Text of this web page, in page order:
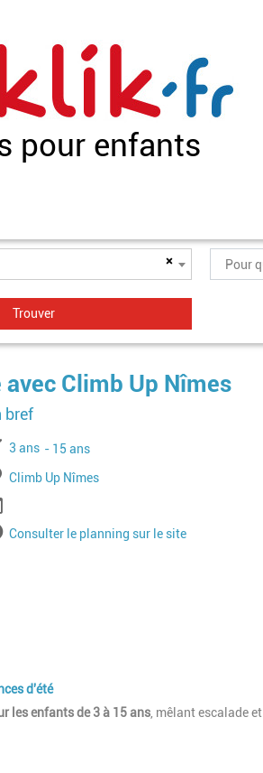
pour enfants
×
Climb Up Nîmes
À partir de
3 ans Jusqu'à l'age de
15 ans
Lieu
Climb Up Nîmes
Consulter le planning sur le site
d'été
les enfants de 3 à 15 ans , mêlant escalade et